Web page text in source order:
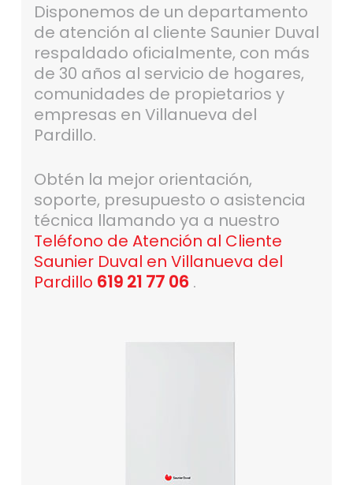
Disponemos de un departamento
de atención al cliente Saunier Duval
respaldado oficialmente, con más
de 30 años al servicio de hogares,
comunidades de propietarios y
empresas en Villanueva del
Pardillo.
Obtén la mejor orientación,
soporte, presupuesto o asistencia
técnica llamando ya a nuestro
Teléfono de Atención al Cliente
Saunier Duval en Villanueva del
Pardillo 619 21 77 06 .